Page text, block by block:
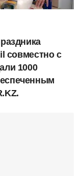
совместно с
1000